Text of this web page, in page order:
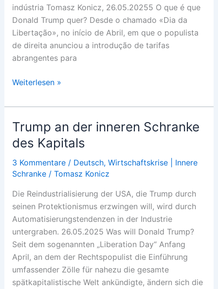
indústria Tomasz Konicz, 26.05.20255 O que é que
Donald Trump quer? Desde o chamado «Dia da
Libertação», no início de Abril, em que o populista
de direita anunciou a introdução de tarifas
abrangentes para
Trump
o
interno
do
capital
Weiterlesen »
Trump an der inneren Schranke
des Kapitals
3 Kommentare / Deutsch, Wirtschaftskrise | Innere
Schranke/ Tomasz Konicz
Die Reindustrialisierung der USA, die Trump durch
seinen Protektionismus erzwingen will, wird durch
Automatisierungstendenzen in der Industrie
untergraben. 26.05.2025 Was will Donald Trump?
Seit dem sogenannten „Liberation Day“ Anfang
April, an dem der Rechtspopulist die Einführung
umfassender Zölle für nahezu die gesamte
spätkapitalistische Welt ankündigte, ändern sich die